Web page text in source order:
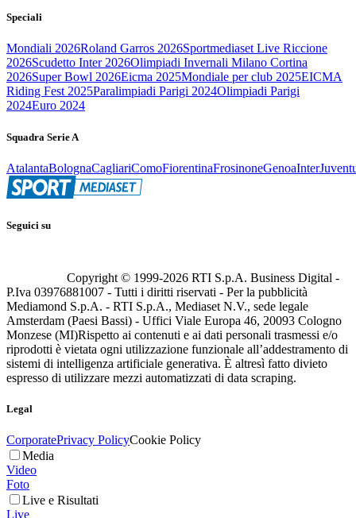
Speciali
Mondiali 2026Roland Garros 2026Sportmediaset Live Riccione
2026Scudetto Inter 2026Olimpiadi Invernali Milano Cortina
2026Super Bowl 2026Eicma 2025Mondiale per club 2025EICMA
Riding Fest 2025Paralimpiadi Parigi 2024Olimpiadi Parigi
2024Euro 2024
Squadra Serie A
AtalantaBolognaCagliariComoFiorentinaFrosinoneGenoaInter
Seguici su
Copyright © 1999-2026 RTI S.p.A. Business Digital -
P.Iva 03976881007 - Tutti i diritti riservati - Per la pubblicità
Mediamond S.p.A. - RTI S.p.A., Mediaset N.V., sede legale
Amsterdam (Paesi Bassi) - Uffici Viale Europa 46, 20093 Cologno
Monzese (MI)Rispetto ai contenuti e ai dati personali trasmessi e/o
riprodotti è vietata ogni utilizzazione funzionale all’addestramento di
sistemi di intelligenza artificiale generativa. È altresì fatto divieto
espresso di utilizzare mezzi automatizzati di data scraping.
Legal
CorporatePrivacy PolicyCookie Policy
Media
Video
Foto
Live e Risultati
Live